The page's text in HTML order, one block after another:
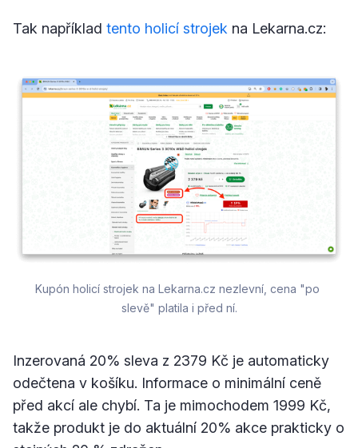
Tak například tento holicí strojek na Lekarna.cz:
Kupón holicí strojek na Lekarna.cz nezlevní, cena "po
slevě" platila i před ní.
Inzerovaná 20% sleva z 2379 Kč je automaticky
odečtena v košíku. Informace o minimální ceně
před akcí ale chybí. Ta je mimochodem 1999 Kč,
takže produkt je do aktuální 20% akce prakticky o